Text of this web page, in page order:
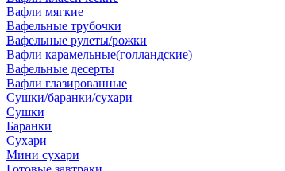
Вафли мягкие
Вафельные трубочки
Вафельные рулеты/рожки
Вафли карамельные(голландские)
Вафельные десерты
Вафли глазированные
Сушки/баранки/сухари
Сушки
Баранки
Сухари
Мини сухари